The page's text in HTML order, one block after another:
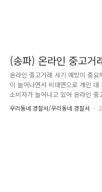
(송파) 온라인 중고거
온라인 중고거래 사기 예방이 중
이 늘어나면서 비대면으로 개인
소비자가 늘어나고 있어 온라인 중
다. 이에 따라 각종 온라인 중고거
지난 해 7월까지 신고된 인터넷 사
우리동네 경찰서/우리동네 경찰서